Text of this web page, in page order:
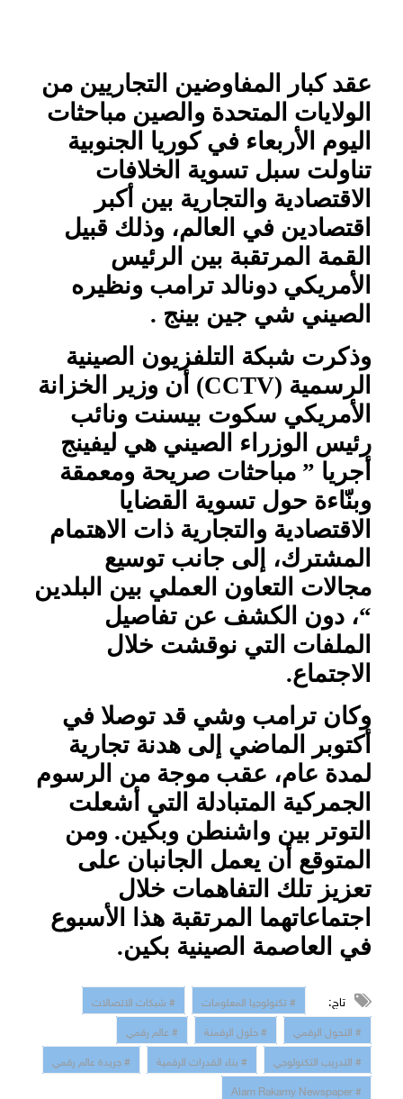
عقد كبار المفاوضين التجاريين من
الولايات المتحدة والصين مباحثات
اليوم الأربعاء في كوريا الجنوبية
تناولت سبل تسوية الخلافات
الاقتصادية والتجارية بين أكبر
اقتصادين في العالم، وذلك قبيل
القمة المرتقبة بين الرئيس
الأمريكي دونالد ترامب ونظيره
الصيني شي جين بينج .
وذكرت شبكة التلفزيون الصينية
الرسمية (CCTV) أن وزير الخزانة
الأمريكي سكوت بيسنت ونائب
رئيس الوزراء الصيني هي ليفينج
أجريا ” مباحثات صريحة ومعمقة
وبنّاءة حول تسوية القضايا
الاقتصادية والتجارية ذات الاهتمام
المشترك، إلى جانب توسيع
مجالات التعاون العملي بين البلدين
“، دون الكشف عن تفاصيل
الملفات التي نوقشت خلال
الاجتماع.
وكان ترامب وشي قد توصلا في
أكتوبر الماضي إلى هدنة تجارية
لمدة عام، عقب موجة من الرسوم
الجمركية المتبادلة التي أشعلت
التوتر بين واشنطن وبكين. ومن
المتوقع أن يعمل الجانبان على
تعزيز تلك التفاهمات خلال
اجتماعاتهما المرتقبة هذا الأسبوع
في العاصمة الصينية بكين.
تاج: # تكنولوجيا المعلومات
# شبكات الاتصالات
# التحول الرقمي
# حلول الرقمنة
# عالم رقمي
# التدريب التكنولوجي
# بناء القدرات الرقمية
# جريدة عالم رقمي
# Alam Rakamy Newspaper